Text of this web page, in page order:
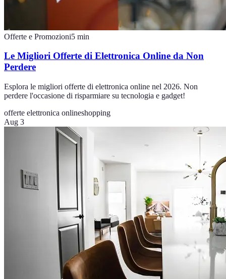
Offerte e Promozioni5 min
Le Migliori Offerte di Elettronica Online da Non
Perdere
Esplora le migliori offerte di elettronica online nel 2026. Non
perdere l'occasione di risparmiare su tecnologia e gadget!
offerte elettronica onlineshopping
Aug 3